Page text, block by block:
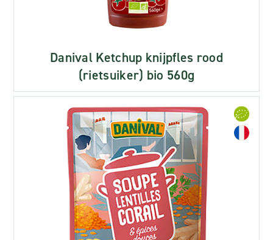
Danival Ketchup knijpfles rood
(rietsuiker) bio 560g